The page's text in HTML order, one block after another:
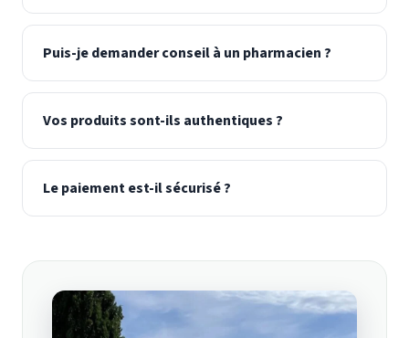
Puis-je demander conseil à un pharmacien ?
Vos produits sont-ils authentiques ?
Le paiement est-il sécurisé ?